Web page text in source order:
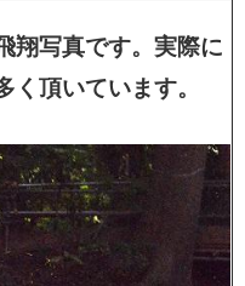
翔写真です。実際に
く頂いています。